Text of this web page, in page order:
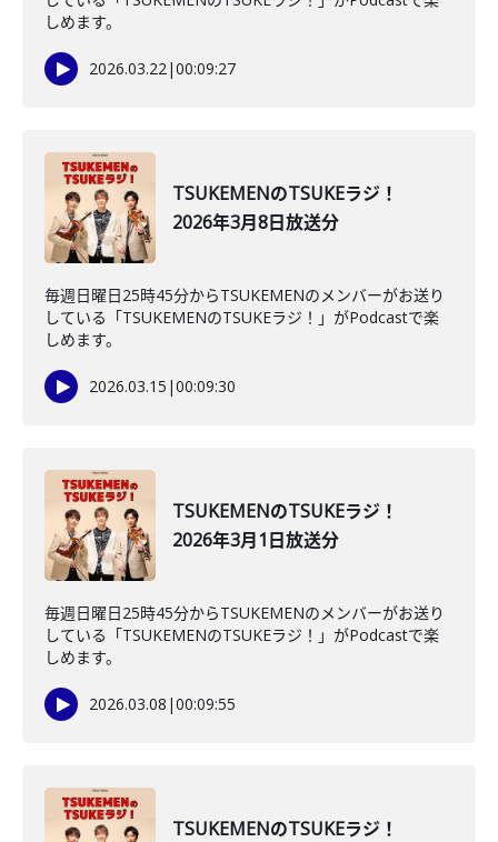
しめます。
2026.03.22|00:09:27
TSUKEMENのTSUKEラジ！
2026年3月8日放送分
毎週日曜日25時45分からTSUKEMENのメンバーがお送り
している「TSUKEMENのTSUKEラジ！」がPodcastで楽
しめます。
2026.03.15 |00:09:30
TSUKEMENのTSUKEラジ！
2026年3月1日放送分
毎週日曜日25時45分からTSUKEMENのメンバーがお送り
している「TSUKEMENのTSUKEラジ！」がPodcastで楽
しめます。
2026.03.08 |00:09:55
TSUKEMENのTSUKEラジ！